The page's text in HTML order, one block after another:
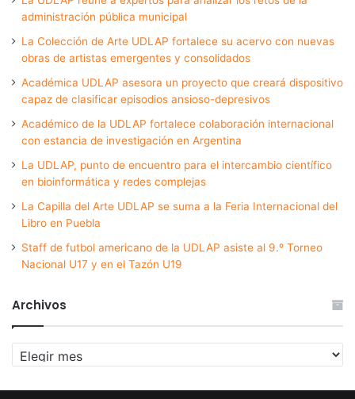
administración pública municipal
La Colección de Arte UDLAP fortalece su acervo con nuevas
obras de artistas emergentes y consolidados
Académica UDLAP asesora un proyecto que creará dispositivo
capaz de clasificar episodios ansioso-depresivos
Académico de la UDLAP fortalece colaboración internacional
con estancia de investigación en Argentina
La UDLAP, punto de encuentro para el intercambio científico
en bioinformática y redes complejas
La Capilla del Arte UDLAP se suma a la Feria Internacional del
Libro en Puebla
Staff de futbol americano de la UDLAP asiste al 9.º Torneo
Nacional U17 y en el Tazón U19
Archivos
Archivos